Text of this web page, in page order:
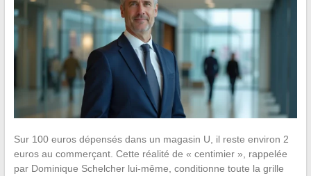
Sur 100 euros dépensés dans un magasin U, il reste environ 2
euros au commerçant. Cette réalité de « centimier », rappelée
par Dominique Schelcher lui-même, conditionne toute la grille